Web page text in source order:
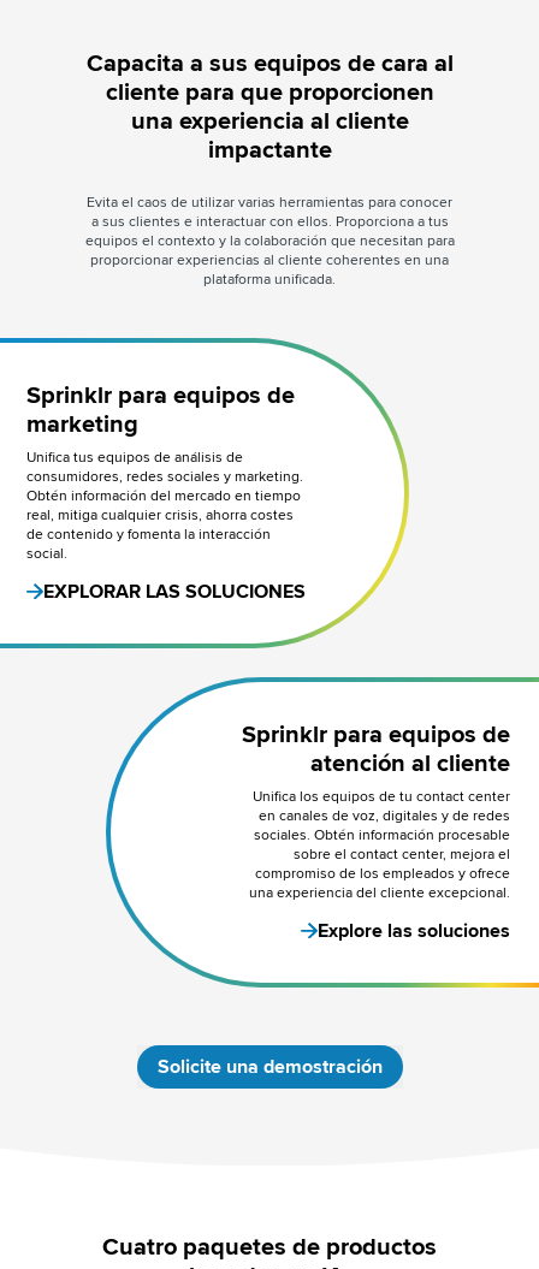
Capacita a sus equipos de cara al
cliente para que proporcionen
una experiencia al cliente
impactante
Evita el caos de utilizar varias herramientas para conocer
a sus clientes e interactuar con ellos. Proporciona a tus
equipos el contexto y la colaboración que necesitan para
proporcionar experiencias al cliente coherentes en una
plataforma unificada.
Sprinklr para equipos de
marketing
Unifica tus equipos de análisis de
consumidores, redes sociales y marketing.
Obtén información del mercado en tiempo
real, mitiga cualquier crisis, ahorra costes
de contenido y fomenta la interacción
social.
EXPLORAR LAS SOLUCIONES
Sprinklr para equipos de
atención al cliente
Unifica los equipos de tu contact center
en canales de voz, digitales y de redes
sociales. Obtén información procesable
sobre el contact center, mejora el
compromiso de los empleados y ofrece
una experiencia del cliente excepcional.
Explore las soluciones
Solicite una demostración
Cuatro paquetes de productos